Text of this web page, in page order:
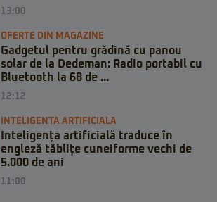
13:00
OFERTE DIN MAGAZINE
Gadgetul pentru grădină cu panou
solar de la Dedeman: Radio portabil cu
Bluetooth la 68 de ...
12:12
INTELIGENTA ARTIFICIALA
Inteligența artificială traduce în
engleză tăblițe cuneiforme vechi de
5.000 de ani
11:00